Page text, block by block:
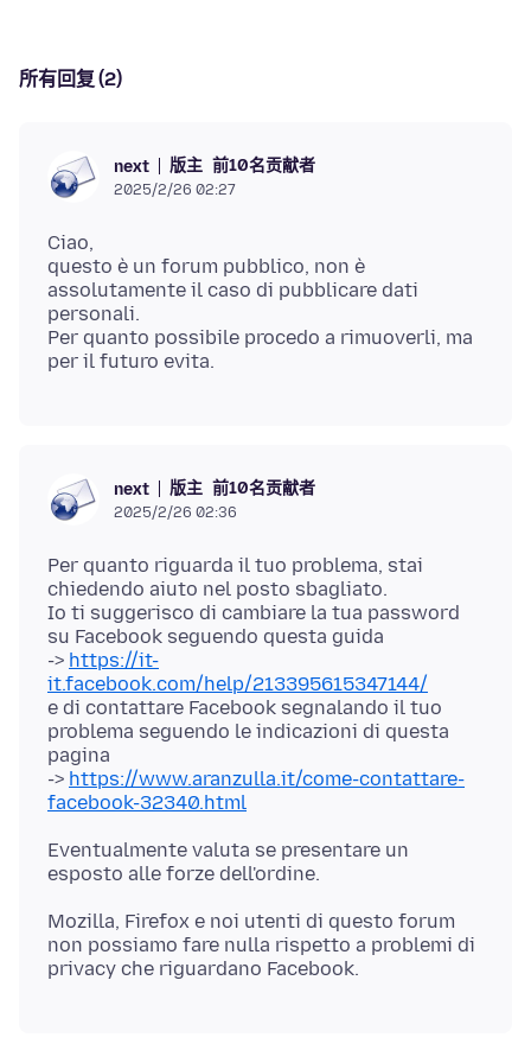
所有回复 (2)
next 版主 前10名贡献者
2025/2/26 02:27
Ciao,
questo è un forum pubblico, non è
assolutamente il caso di pubblicare dati
personali.
Per quanto possibile procedo a rimuoverli, ma
next 版主 前10名贡献者
2025/2/26 02:36
Per quanto riguarda il tuo problema, stai
chiedendo aiuto nel posto sbagliato.
Io ti suggerisco di cambiare la tua password
su Facebook seguendo questa guida
-> https://it-
it.facebook.com/help/213395615347144/
e di contattare Facebook segnalando il tuo
problema seguendo le indicazioni di questa
pagina
-> https://www.aranzulla.it/come-contattare-
facebook-32340.html
Eventualmente valuta se presentare un
Mozilla, Firefox e noi utenti di questo forum
non possiamo fare nulla rispetto a problemi di